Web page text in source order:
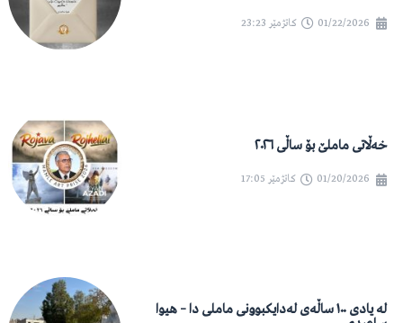
01/22/2026 کاتژمێر 23:23
خەڵاتی ماملێ بۆ ساڵی ٢٠٢٦
01/20/2026 کاتژمێر 17:05
لە یادی ١٠٠ ساڵەی لەدایکبوونی ماملی دا – هیوا